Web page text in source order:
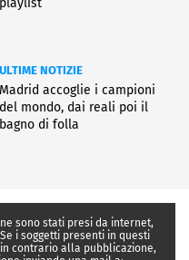
ULTIME NOTIZIE
Madrid accoglie i campioni
del mondo, dai reali poi il
bagno di folla
sono stati presi da internet,
i soggetti presenti in questi
contrario alla pubblicazione,